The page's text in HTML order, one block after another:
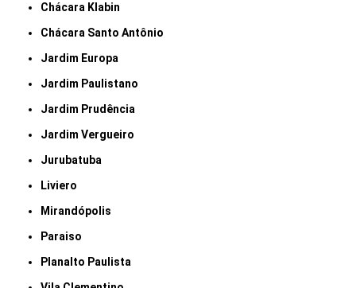
Chácara Klabin
Chácara Santo Antônio
Jardim Europa
Jardim Paulistano
Jardim Prudência
Jardim Vergueiro
Jurubatuba
Liviero
Mirandópolis
Paraiso
Planalto Paulista